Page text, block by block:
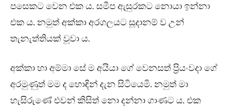
පසෙකට වෙන එක ය. සමීප ඇසුරකට නොයා ඉන්නා
එක ය. නමුත් අක්කා අරගලයට සූදානම් ව උන්
තැනැත්තියක් වූවා ය.
අක්කා හා අම්මා සේ ම අයියා ගේ වෙනසත් ප්‍රියංවදා ගේ
අරමුණුත් මම ද හොඳින් දැන සිටියෙමි. නමුත් මා
හැසිරුණේ එවන් කිසිත් නො දන්නා ගාණට ය. එක